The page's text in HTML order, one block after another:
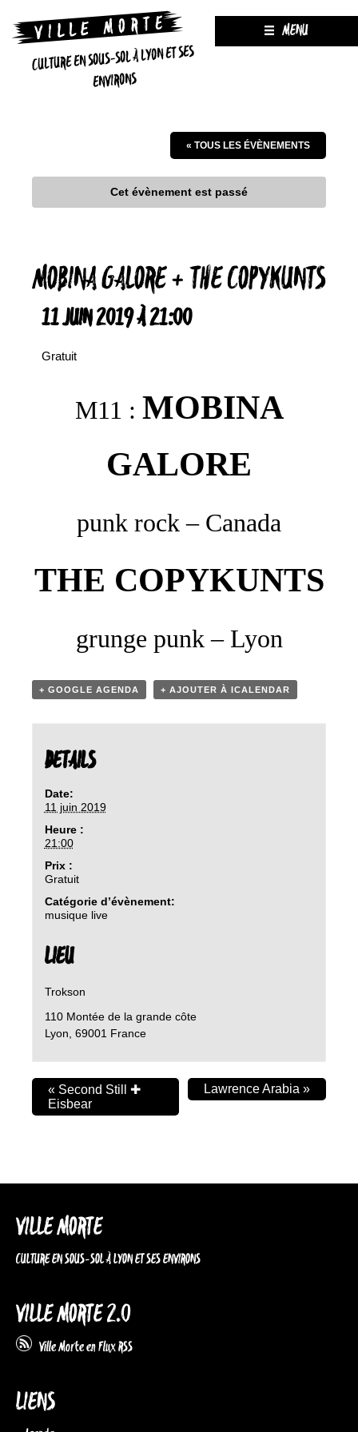
CULTURE EN SOUS-SOL À LYON ET SES
ENVIRONS
MENU
« TOUS LES ÉVÈNEMENTS
Cet évènement est passé
MOBINA GALORE + THE COPYKUNTS
11 JUIN 2019 À 21:00
Gratuit
M11 : MOBINA
GALORE
punk rock – Canada
THE COPYKUNTS
grunge punk – Lyon
+ GOOGLE AGENDA + AJOUTER À ICALENDAR
DETAILS
Date:
11 juin 2019
Heure :
21:00
Prix :
Gratuit
Catégorie d’évènement:
musique live
LIEU
Trokson
110 Montée de la grande côte
Lyon 69001 France
« Second Still ✚
Eisbear
Lawrence Arabia »
VILLE MORTE
CULTURE EN SOUS-SOL À LYON ET SES ENVIRONS
VILLE MORTE 2.0
Ville Morte en Flux RSS
LIENS